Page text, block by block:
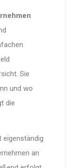
Sie
und wo
die
eigenständig
an